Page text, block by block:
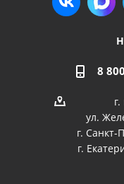
8
ул.
г. Санкт-
г.